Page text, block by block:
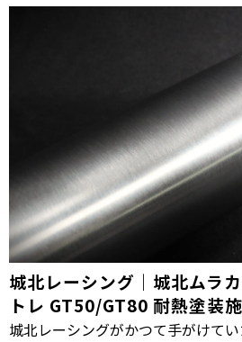
城北レーシング｜城北ムラ
トレ GT50/GT80 耐熱塗装
城北レーシングがかつて手がけて